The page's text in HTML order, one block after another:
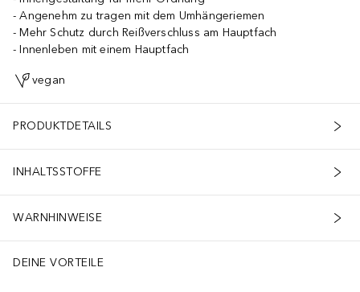
Angenehm zu tragen mit dem Umhängeriemen
Mehr Schutz durch Reißverschluss am Hauptfach
Innenleben mit einem Hauptfach
vegan
PRODUKTDETAILS
INHALTSSTOFFE
WARNHINWEISE
DEINE VORTEILE